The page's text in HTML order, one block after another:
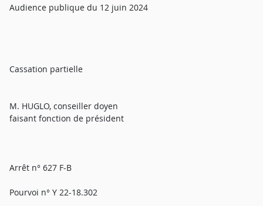
Audience publique du 12 juin 2024
Cassation partielle
M. HUGLO, conseiller doyen
faisant fonction de président
Arrêt n° 627 F-B
Pourvoi n° Y 22-18.302